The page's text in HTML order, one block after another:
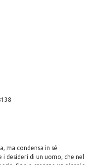
ma condensa in sé
i desideri di un uomo, che nel